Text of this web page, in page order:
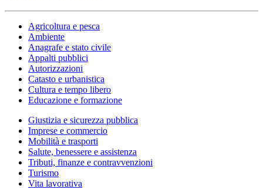
Agricoltura e pesca
Ambiente
Anagrafe e stato civile
Appalti pubblici
Autorizzazioni
Catasto e urbanistica
Cultura e tempo libero
Educazione e formazione
Giustizia e sicurezza pubblica
Imprese e commercio
Mobilità e trasporti
Salute, benessere e assistenza
Tributi, finanze e contravvenzioni
Turismo
Vita lavorativa